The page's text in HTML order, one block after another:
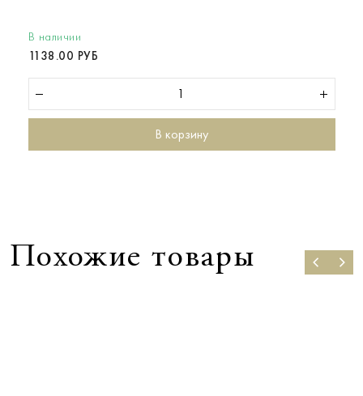
В наличии
1138.00 РУБ
В корзину
Похожие товары